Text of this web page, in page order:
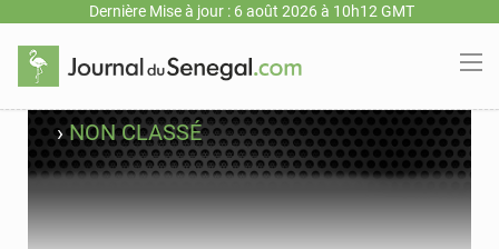
Dernière Mise à jour : 6 août 2026 à 10h12 GMT
›NON CLASSÉ